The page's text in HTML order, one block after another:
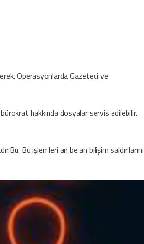
Operasyonlarda Gazeteci ve
hakkında dosyalar servis edilebilir.
Bu işlemleri an be an bilişim saldırılarını